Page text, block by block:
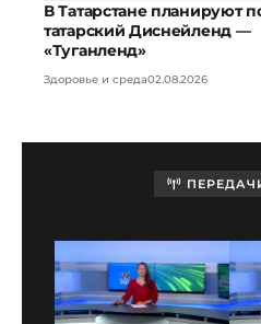
В Татарстане планируют
татарский Диснейленд —
«Туганленд»
Здоровье и среда02.08.2026